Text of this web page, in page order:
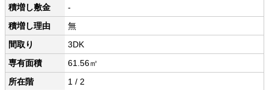
積増し敷金
-
積増し理由
無
間取り
3DK
専有面積
61.56㎡
所在階
1 / 2